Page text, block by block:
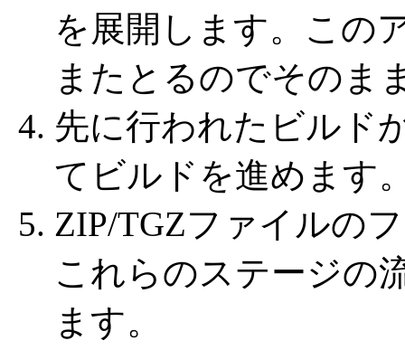
を展開します。この
またとるのでそのま
先に行われたビルド
てビルドを進めます
ZIP/TGZファイルの
これらのステージの
ます。